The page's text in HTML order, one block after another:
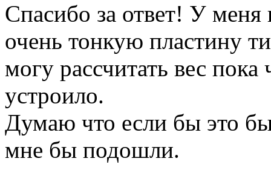
Спасибо за ответ! У
очень тонкую пластину
могу рассчитать вес
устроило.
Думаю что если бы это
мне бы подошли.